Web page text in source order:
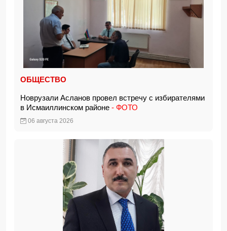
ОБЩЕСТВО
Новрузали Асланов провел встречу с избирателями
в Исмаиллинском районе - ФОТО
06 августа 2026